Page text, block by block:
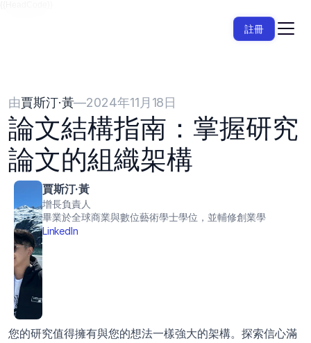
註冊
由賈斯汀·黃—2024年11月18日
論文結構指南：掌握研究
論文的組織架構
賈斯汀·黃
增長負責人
畢業於全球商業與數位藝術學士學位，並輔修創業學
LinkedIn
您的研究值得擁有與您的想法一樣強大的架構。探索信心滿